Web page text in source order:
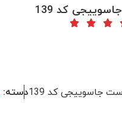
کد 139
ست جاسوییجی کد 139 دسته: